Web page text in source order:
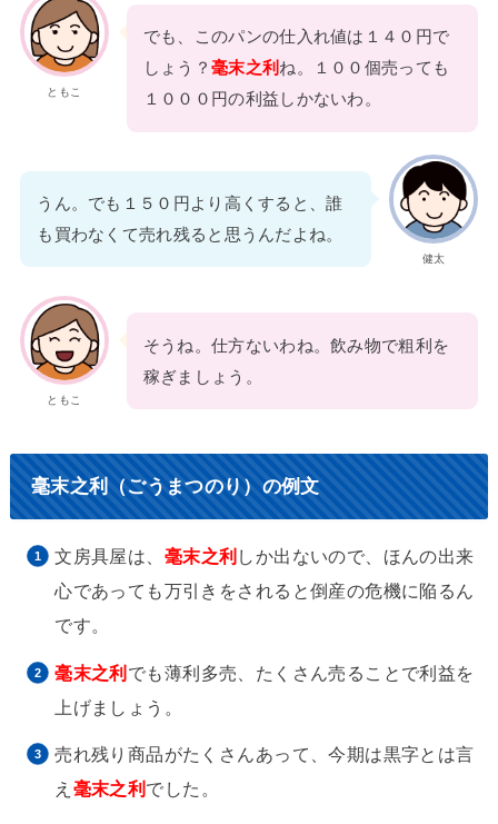
ともこ
でも、このパンの仕入れ値は１４０円で
しょう？毫末之利 ね。１００個売っても
１０００円の利益しかないわ。
健太
うん。でも１５０円より高くすると、誰
も買わなくて売れ残ると思うんだよね。
ともこ
そうね。仕方ないわね。飲み物で粗利を
稼ぎましょう。
毫末之利（ごうまつのり）の例文
文房具屋は、 毫末之利 しか出ないので、ほんの出来
心であっても万引きをされると倒産の危機に陥るん
です。
毫末之利 でも薄利多売、たくさん売ることで利益を
上げましょう。
売れ残り商品がたくさんあって、今期は黒字とは言
え 毫末之利 でした。